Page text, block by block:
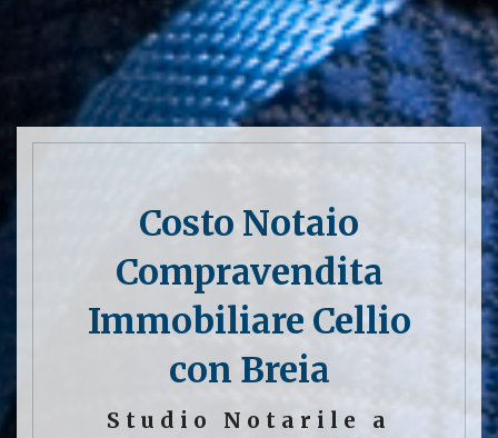
Costo Notaio
Compravendita
Immobiliare Cellio
con Breia
Studio Notarile a